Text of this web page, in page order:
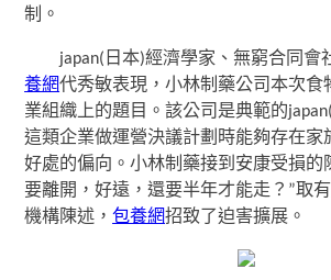
制。
japan(日本)經濟學家、無窮合同會
養網代秀敏表現，小林制藥公司本次食
業組織上的題目。該公司是典範的
這類企業做運營決議計劃時能夠存在家
好處的偏向。小林制藥接到安康受損的
要離開，好遠，還要半年才能走？”取
機構陳述，包養網招致了迫害擴展。